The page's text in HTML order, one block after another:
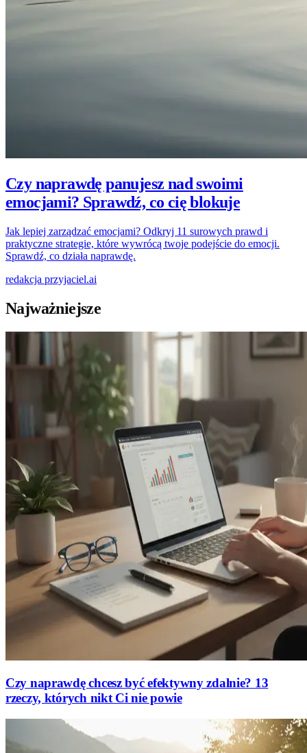
Czy naprawdę panujesz nad swoimi
emocjami? Sprawdź, co cię blokuje
Jak lepiej zarządzać emocjami? Odkryj 11 surowych prawd i
praktyczne strategie, które wywrócą twoje podejście do emocji.
Sprawdź, co działa naprawdę.
redakcja przyjaciel.ai
Najważniejsze
Czy naprawdę chcesz być efektywny zdalnie? 13
rzeczy, których nikt Ci nie powie